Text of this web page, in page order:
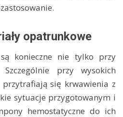
opatrunkowe
konieczne nie tylko przy
przy wysokich
się krwawienia z
sytuacje przygotowanym i
hemostatyczne do ich